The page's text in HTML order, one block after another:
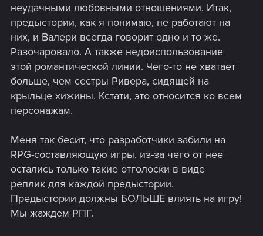
неудачными любовными отношениями. Итак,
предыстории, как я понимаю, не работают на
них, и Валери всегда говорит одно и то же.
Разочаровало. А также недоиспользование
этой романтической линии. Чего-то не хватает
больше, чем сестры Ривера, сидящей на
крыльце хижины. Кстати, это относится ко всем
персонажам.
Меня так бесит, что разработчики забили на
RPG-составляющую игры, из-за чего от нее
остались только такие отголоски в виде
реплик для каждой предыстории.
Предыстории должны БОЛЬШЕ влиять на игру!
Мы жаждем РПГ.